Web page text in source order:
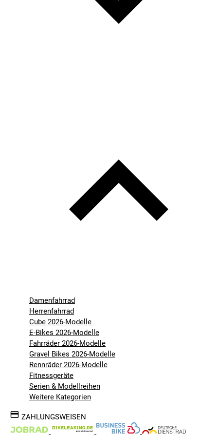
Damenfahrrad
Herrenfahrrad
Cube 2026-Modelle
E-Bikes 2026-Modelle
Fahrräder 2026-Modelle
Gravel Bikes 2026-Modelle
Rennräder 2026-Modelle
Fitnessgeräte
Serien & Modellreihen
Weitere Kategorien
ZAHLUNGSWEISEN